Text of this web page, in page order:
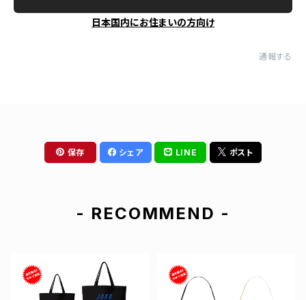
日本国内にお住まいの方向け
通報する
保存 シェア LINE ポスト
- RECOMMEND -